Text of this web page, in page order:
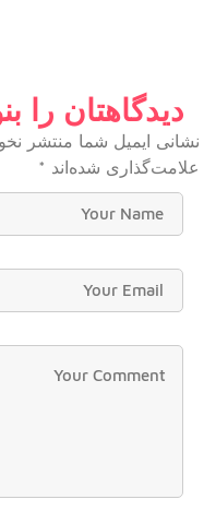
دیدگاهتان را
نشانی ایمیل شما منتشر
علامت‌گذاری شده‌اند *